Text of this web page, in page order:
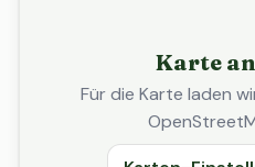
Karte
Für die Karte laden